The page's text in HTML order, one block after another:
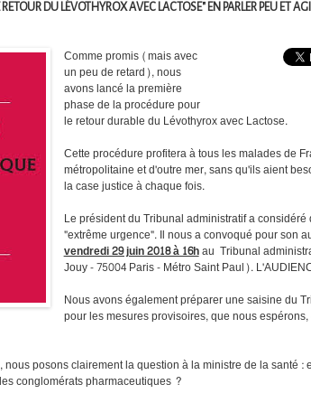
DU LÉVOTHYROX AVEC LACTOSE" EN PARLER PEU ET
Comme promis (mais avec
un peu de retard), nous
avons lancé la première
phase de la procédure pour
le retour durable du Lévothyrox avec Lactose.
Cette procédure profitera à tous les malades de
métropolitaine et d'outre mer, sans qu'ils aient
la case justice à chaque fois.
Le président du Tribunal administratif a considéré
"extrême urgence". Il nous a convoqué pour son
vendredi 29 juin 2018 à 16hau Tribunal
Jouy - 75004 Paris - Métro Saint Paul).
Nous avons également préparer une saisine du
pour les mesures provisoires, que nous
nous posons clairement la question à la ministre de la santé :
conglomérats pharmaceutiques ?